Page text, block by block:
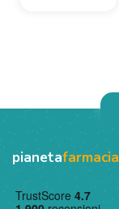
pianetafarmacia